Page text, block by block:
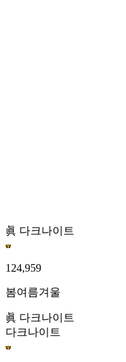
眞 다크나이트
124,959
봄여름겨울
眞 다크나이트
다크나이트